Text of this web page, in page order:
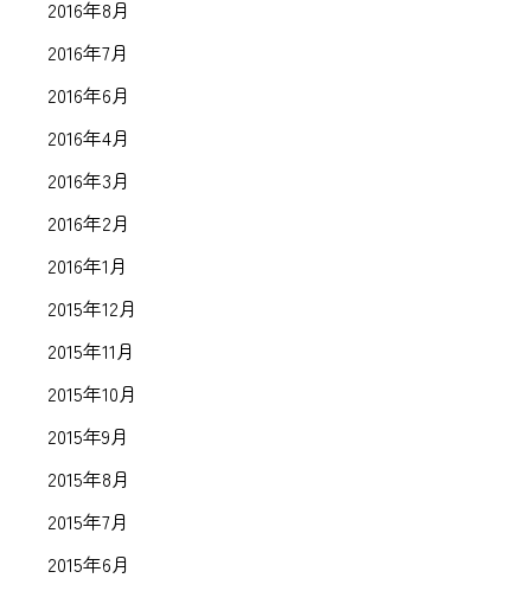
2016年8月
2016年7月
2016年6月
2016年4月
2016年3月
2016年2月
2016年1月
2015年12月
2015年11月
2015年10月
2015年9月
2015年8月
2015年7月
2015年6月